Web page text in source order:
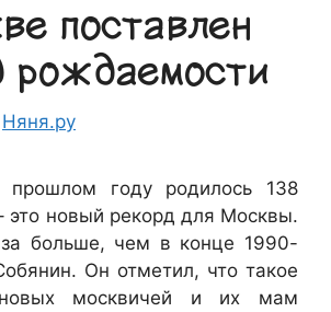
поставлен
рождаемости
Няня.ру
году родилось 138
это новый рекорд для Москвы.
больше, чем в конце 1990-
Он отметил, что такое
новых москвичей и их мам